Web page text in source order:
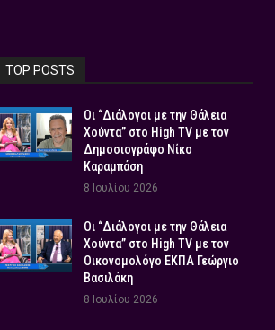
TOP POSTS
Οι “Διάλογοι με την Θάλεια
Χούντα” στο High TV με τον
Δημοσιογράφο Νίκο
Καραμπάση
8 Ιουλίου 2026
Οι “Διάλογοι με την Θάλεια
Χούντα” στο High TV με τον
Οικονομολόγο ΕΚΠΑ Γεώργιο
Βασιλάκη
8 Ιουλίου 2026